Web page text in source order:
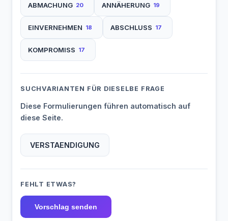
ABMACHUNG 20 ANNÄHERUNG 19
EINVERNEHMEN 18 ABSCHLUSS 17
KOMPROMISS 17
SUCHVARIANTEN FÜR DIESELBE FRAGE
Diese Formulierungen führen automatisch auf
diese Seite.
VERSTAENDIGUNG
FEHLT ETWAS?
Vorschlag senden